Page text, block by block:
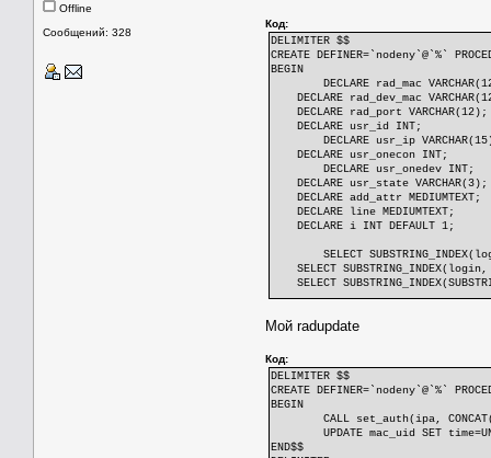
SELECT NULL, login, 'Framed-
END IF;
END$$
DELIMITER ;
Offline
Сообщений: 328
Код:
DELIMITER $$
CREATE DEFINER=`nodeny`@`%`
BEGIN
DECLARE rad_mac
DECLARE rad_dev_mac
DECLARE rad_port VARCHAR(12);
DECLARE usr_id INT;
DECLARE usr_ip
DECLARE usr_onecon INT;
DECLARE usr_onedev INT;
DECLARE usr_state VARCHAR(3);
DECLARE add_attr MEDIUMTEXT;
DECLARE line MEDIUMTEXT;
DECLARE i INT DEFAULT 1;
SELECT
SELECT
SELECT
OR (mac=rad_mac
IF usr_id IS NOT NULL
SELECT state
SELECT
Мой radupdate
Код:
DELIMITER $$
CREATE DEFINER=`nodeny`@`%`
BEGIN
CALL set_auth(ipa,
UPDATE mac_uid SET
END$$